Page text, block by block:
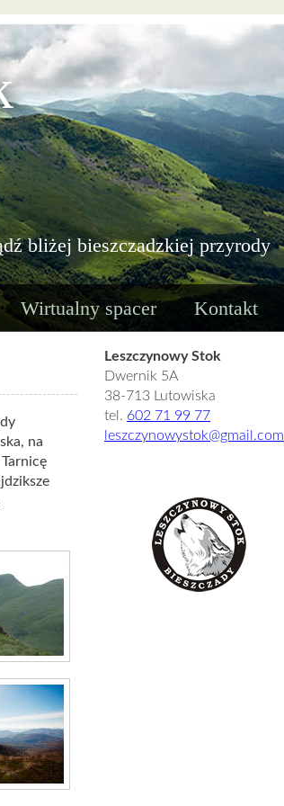
bliżej bieszczadzkiej przyrody
Wirtualny spacer Kontakt
na
Leszczynowy Stok
Dwernik 5A
38-713 Lutowiska
tel. 602 71 99 77
leszczynowystok@gmail.com